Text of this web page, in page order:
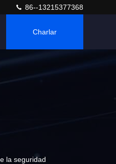
86--13215377368
Charlar
la seguridad